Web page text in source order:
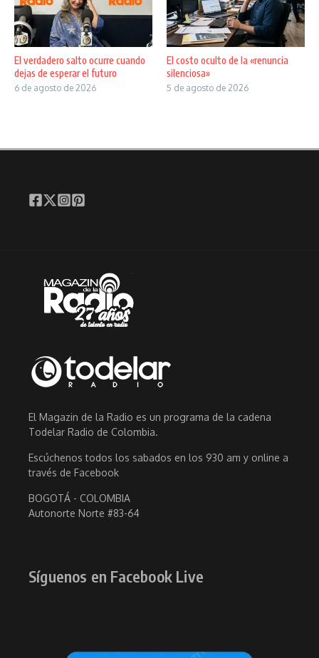
El verdadero salto ocurre cuando
dejas de esperar el futuro
6 de agosto de 2026
El costo oculto de la «renuncia
silenciosa»
5 de agosto de 2026
El Magazin de la Radio es un programa de la cadena
Todelar Radio de Colombia.
Escúchenos todos los sabados en los 930 am y online a
través de Facebook
BOGOTÁ - COLOMBIA
Autonorte Norte #83-64
Síguenos en Facebook Live